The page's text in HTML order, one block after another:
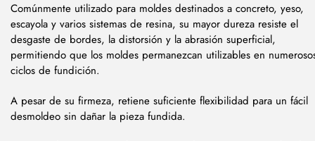
Comúnmente utilizado para moldes destinados a concreto, yeso,
escayola y varios sistemas de resina, su mayor dureza resiste el
desgaste de bordes, la distorsión y la abrasión superficial,
permitiendo que los moldes permanezcan utilizables en
ciclos de fundición.
A pesar de su firmeza, retiene suficiente flexibilidad para un fácil
desmoldeo sin dañar la pieza fundida.